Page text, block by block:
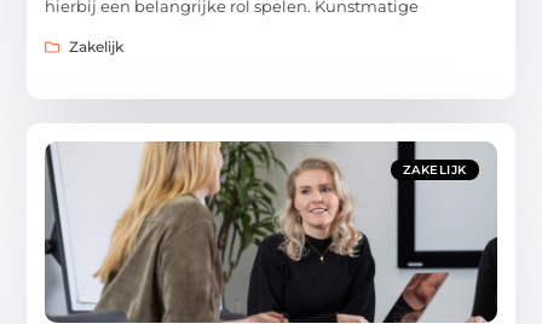
hierbij een belangrijke rol spelen. Kunstmatige
Zakelijk
ZAKELIJK